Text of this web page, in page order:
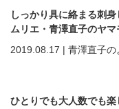
しっかり具に絡まる刺
ムリエ・青澤直子のヤ
2019.08.17 | 青澤直子の
ひとりでも大人数でも